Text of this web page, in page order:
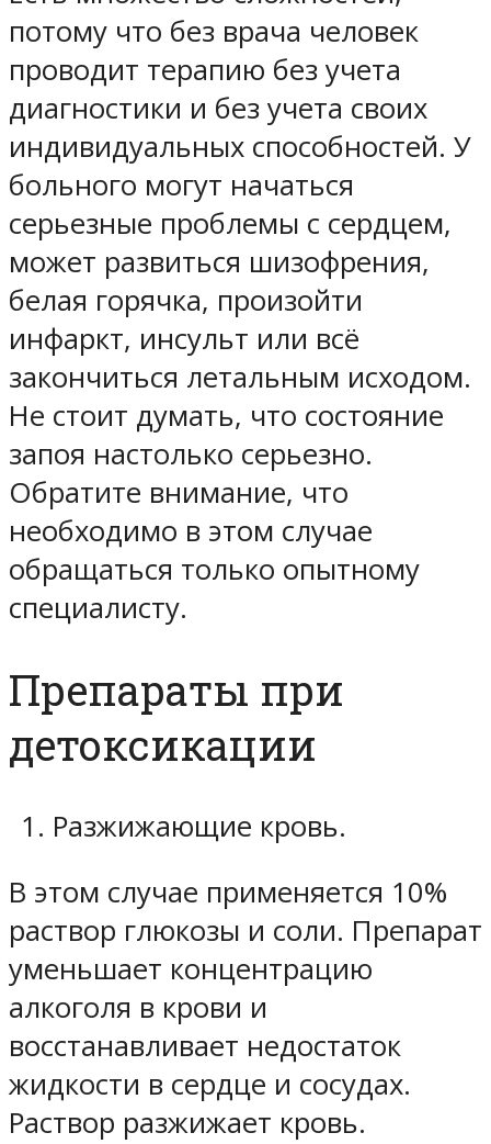
потому что без врача человек
проводит терапию без учета
диагностики и без учета своих
индивидуальных способностей. У
больного могут начаться
серьезные проблемы с сердцем,
может развиться шизофрения,
белая горячка, произойти
инфаркт, инсульт или всё
закончиться летальным исходом.
Не стоит думать, что состояние
запоя настолько серьезно.
Обратите внимание, что
необходимо в этом случае
обращаться только опытному
специалисту.
Препараты при
детоксикации
Разжижающие кровь.
В этом случае применяется 10%
раствор глюкозы и соли. Препарат
уменьшает концентрацию
алкоголя в крови и
восстанавливает недостаток
жидкости в сердце и сосудах.
Раствор разжижает кровь.